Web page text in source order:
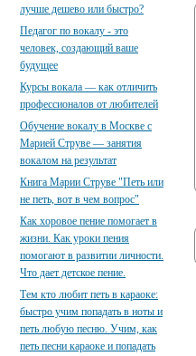
лучше дешево или быстро?
Педагог по вокалу - это
человек, создающий ваше
будущее
Курсы вокала — как отличить
профессионалов от любителей
Обучение вокалу в Москве с
Марией Струве — занятия
вокалом на результат
Книга Марии Струве "Петь или
не петь, вот в чем вопрос"
Как хоровое пение помогает в
жизни. Как уроки пения
помогают в развитии личности.
Что дает детское пение.
Тем кто любит петь в караоке:
быстро учим попадать в ноты и
петь любую песню. Учим, как
петь песни караоке и попадать